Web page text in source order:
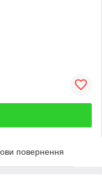
повернення